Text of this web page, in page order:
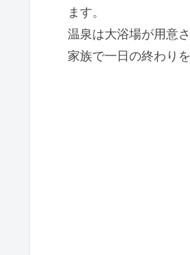
ます。
温泉は大浴場が用意
家族で一日の終わり